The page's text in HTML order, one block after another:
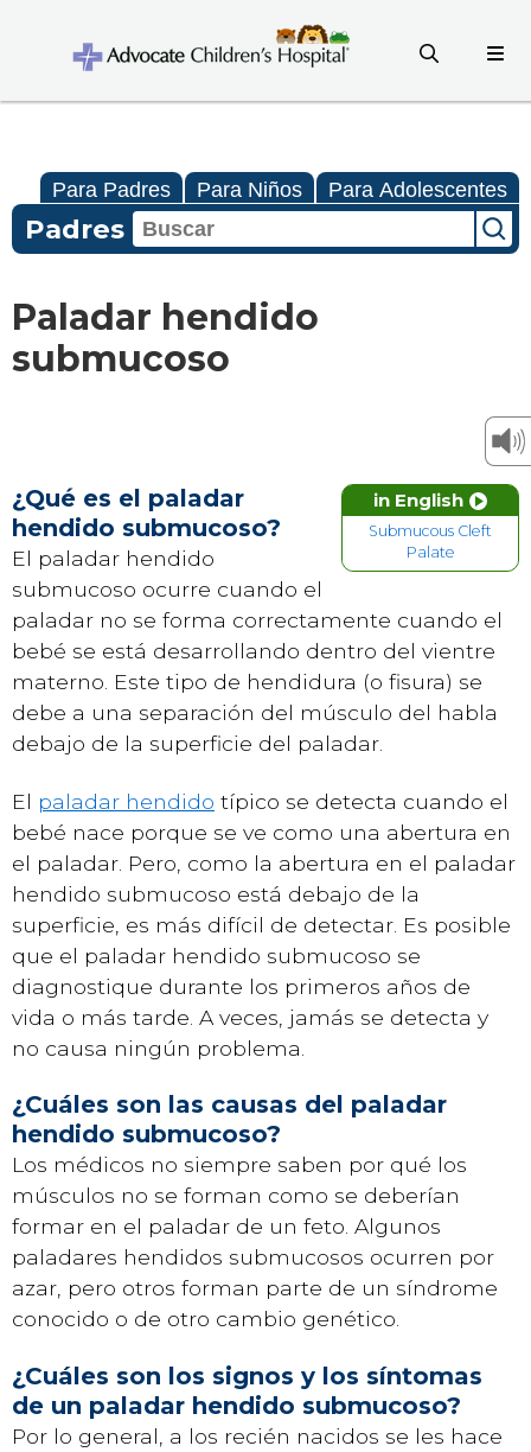
Para Padres Para Niños Para Adolescentes
Padres
Paladar hendido
submucoso
in English
Submucous Cleft
Palate
¿Qué es el paladar
hendido submucoso?
El paladar hendido
submucoso ocurre cuando el
paladar no se forma correctamente cuando el
bebé se está desarrollando dentro del vientre
materno. Este tipo de hendidura (o fisura) se
debe a una separación del músculo del habla
debajo de la superficie del paladar.
El paladar hendido típico se detecta cuando el
bebé nace porque se ve como una abertura en
el paladar. Pero, como la abertura en el paladar
hendido submucoso está debajo de la
superficie, es más difícil de detectar. Es posible
que el paladar hendido submucoso se
diagnostique durante los primeros años de
vida o más tarde. A veces, jamás se detecta y
no causa ningún problema.
¿Cuáles son las causas del paladar
hendido submucoso?
Los médicos no siempre saben por qué los
músculos no se forman como se deberían
formar en el paladar de un feto. Algunos
paladares hendidos submucosos ocurren por
azar, pero otros forman parte de un síndrome
conocido o de otro cambio genético.
¿Cuáles son los signos y los síntomas
de un paladar hendido submucoso?
Por lo general, a los recién nacidos se les hace